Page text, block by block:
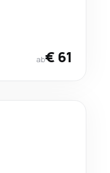
ab€ 61